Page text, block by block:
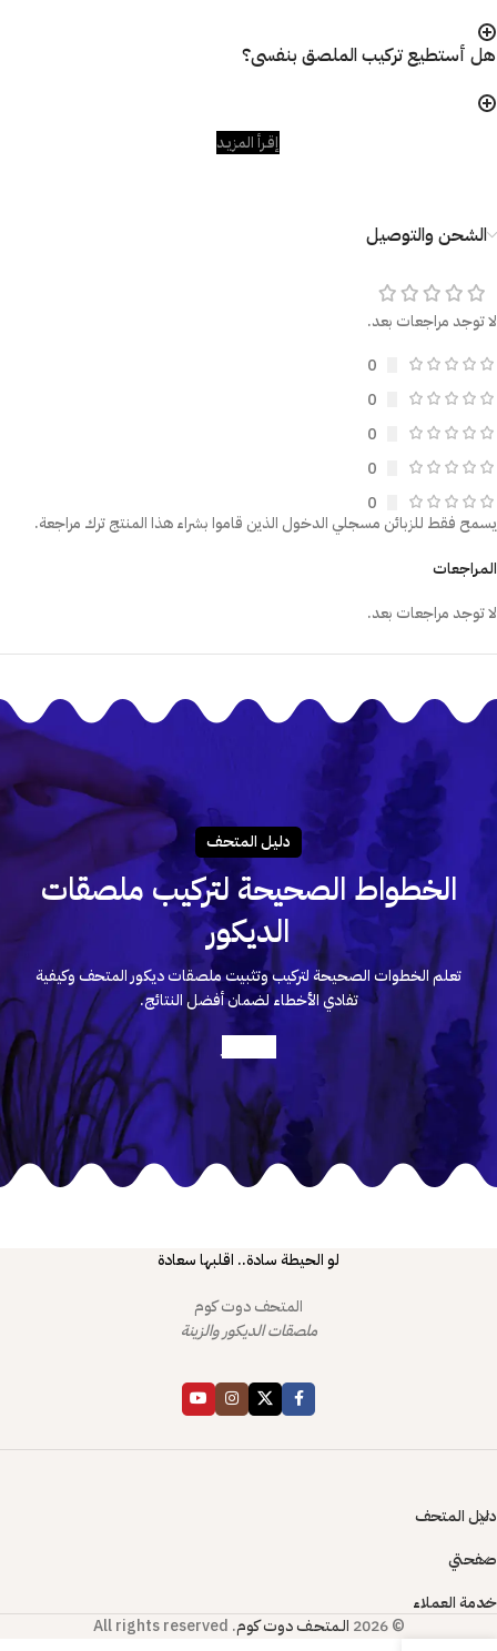
هل أستطيع تركيب الملصق بنفسى؟
إقـرأ المزيـد
الشحن والتوصيل
لا توجد مراجعات بعد.
0
0
0
0
0
المراجعات
لا توجد مراجعات بعد.
يسمح فقط للزبائن مسجلي الدخول الذين قاموا بشراء هذا المنتج ترك مراجعة.
دليـل المتحـف
الخطواط الصحيحة لتركيب ملصقات
الديكور
تعلم الخطوات الصحيحة لتركيب وتثبيت ملصقات ديكور المتحف وكيفية
تفادي الأخطاء لضمان أفضل النتائج.
لو الحيطة سادة.. اقلبها سعادة
المتحف دوت كوم
ملصقات الديكور والزينة
دليل المتحف
صفحتي
خدمة العملاء
© 2026
الـمتحـف دوت كوم. All rights reserved